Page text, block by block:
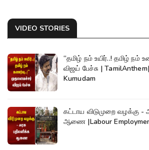
VIDEO STORIES
“தமிழ் நம் உயிர்..! தமிழ் நம்
விஜய் பேச்சு |
Kumudam
கட்டாய விடுமுறை வழக்கு -
ஆணை |Labour